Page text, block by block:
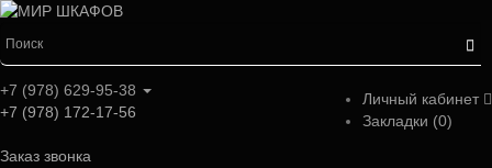
Личный кабинет
Закладки (0)
+7 (978) 629-95-38
+7 (978) 172-17-56
Заказ звонка